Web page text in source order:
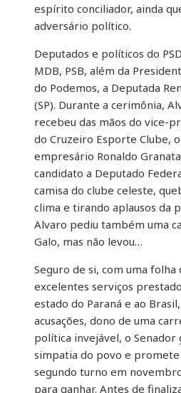
espírito conciliador, ainda
adversário político.
Deputados e políticos do
MDB, PSB, além da
do Podemos, a Deputada
(SP). Durante a cerimônia,
recebeu das mãos do vice-
do Cruzeiro Esporte Clube, o
empresário Ronaldo
candidato a Deputado
camisa do clube celeste,
clima e tirando aplausos da
Alvaro pediu também uma
Galo, mas não levou…
Seguro de si, com uma folha
excelentes serviços
estado do Paraná e ao
acusações, dono de uma
política invejável, o Senador
simpatia do povo e
segundo turno em
para ganhar. Antes de